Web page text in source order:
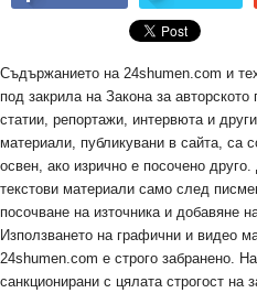
Съдържанието на 24shumen.com и
под закрила на Закона за
статии, репортажи, интервюта и
материали, публикувани в сайта, са
освен, ако изрично е посочено
текстови материали само след
посочване на източника и добавяне
Използването на графични и видео
24shumen.com е строго забранено.
санкционирани с цялата строгост на